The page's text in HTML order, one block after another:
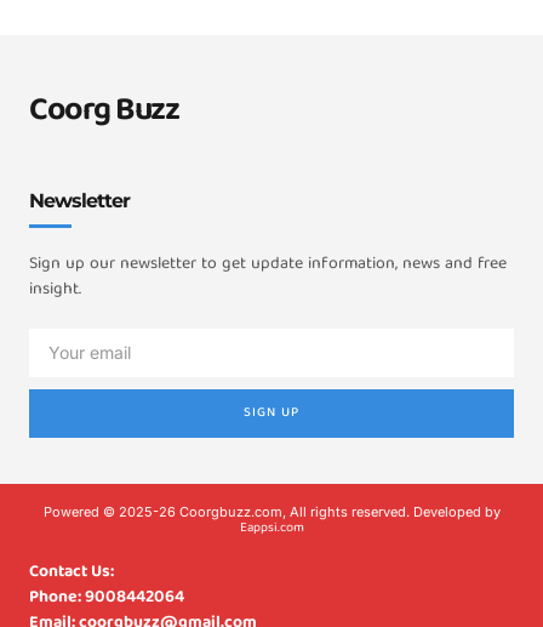
Coorg Buzz
Newsletter
Sign up our newsletter to get update information, news and free
insight.
SIGN UP
Powered © 2025-26 Coorgbuzz.com, All rights reserved. Developed by
Eappsi.com
Contact Us:
Phone: 9008442064